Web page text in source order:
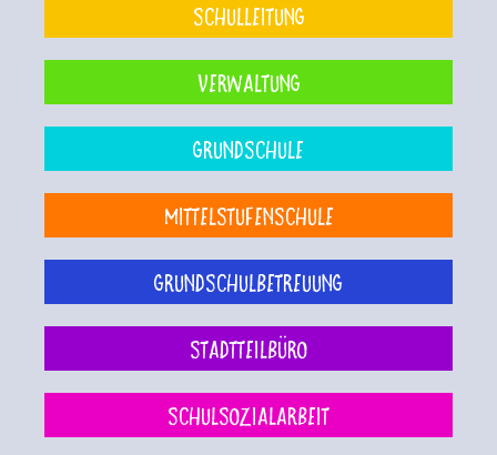
Schulleitung
Verwaltung
Grundschule
Mittelstufenschule
Grundschulbetreuung
Stadtteilbüro
Schulsozialarbeit